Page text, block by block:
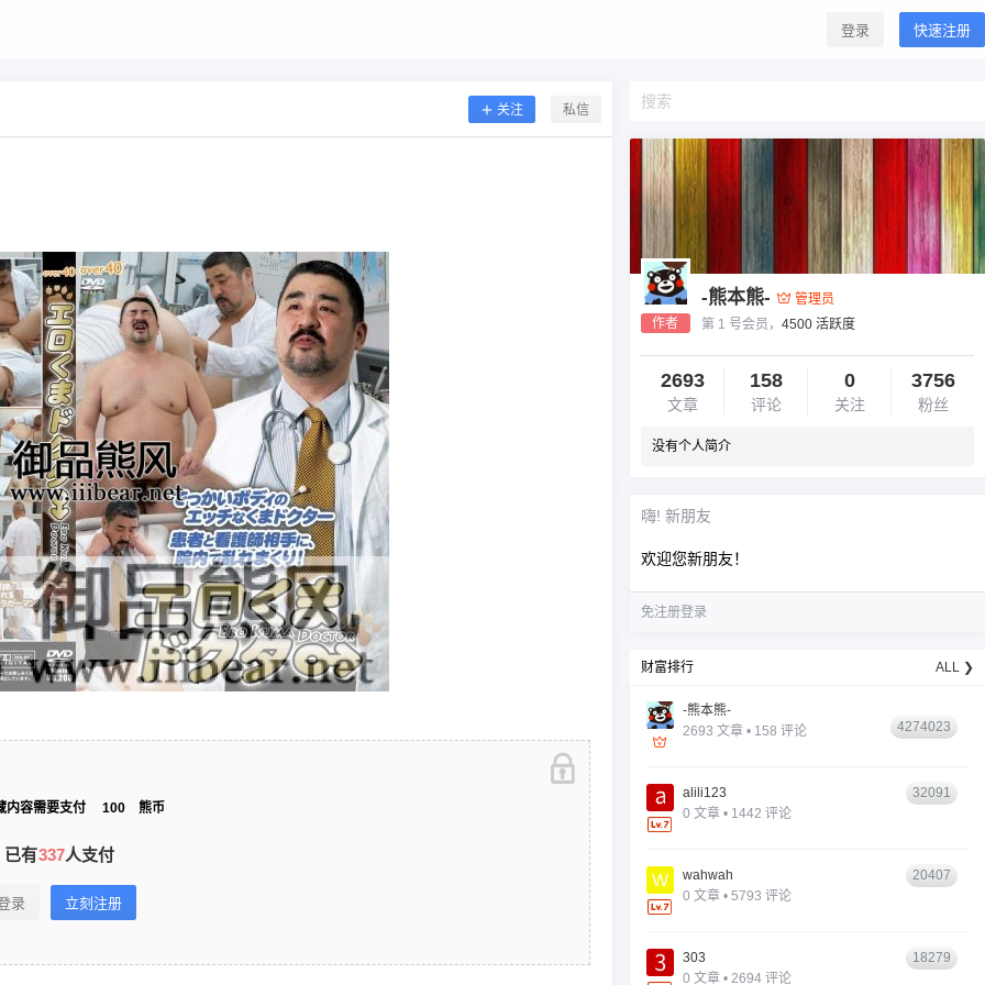
登录 快速注册
关注 私信
内容需要支付 100 熊币
已有337人支付
录 立刻注册
作者
-熊本熊-
管理员
第 1 号会员， 4500 活跃度
2693
文章
158
评论
0
关注
3756
粉丝
没有个人简介
嗨! 新朋友
欢迎您新朋友！
免注册登录
财富排行 ALL ❯
-熊本熊-
2693 文章 • 158 评论
4274023
alili123
0 文章 • 1442 评论
32091
wahwah
0 文章 • 5793 评论
20407
303
0 文章 • 2694 评论
18279